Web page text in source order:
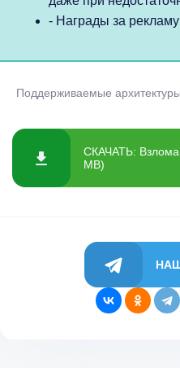
- Награды за
Поддерживаемые
СКАЧАТЬ:
MB)
НАШ